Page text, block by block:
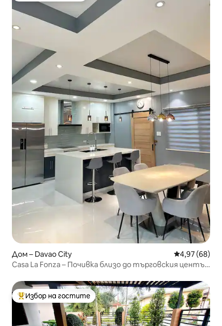
Дом – Davao City Средна
4,97 (68)
Casa La Fonza – Почивка близо до търговския център
Най-популярен избор на гостите
Избор на гостите